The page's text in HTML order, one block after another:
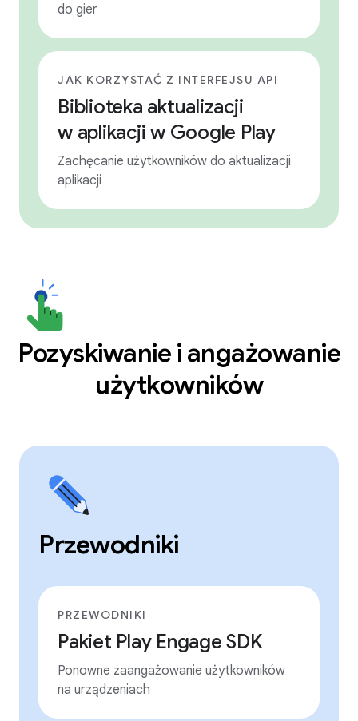
do gier
JAK KORZYSTAĆ Z INTERFEJSU API
Biblioteka aktualizacji
w aplikacji w Google Play
Zachęcanie użytkowników do aktualizacji
aplikacji
Pozyskiwanie i angażowanie
użytkowników
Przewodniki
PRZEWODNIKI
Pakiet Play Engage SDK
Ponowne zaangażowanie użytkowników
na urządzeniach